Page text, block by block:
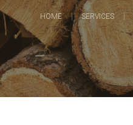
HOME SERVICES